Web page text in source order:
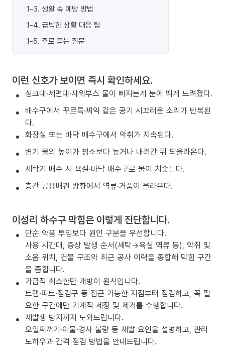
1-3. 생활 속 예방 방법
1-4. 급박한 상황 대응 팁
1-5. 주로 묻는 질문
이런 신호가 보이면 즉시 확인하세요.
싱크대·세면대·샤워부스 물이 빠지는게 눈에 띄게 느려졌다.
배수구에서 꾸르륵·찌익 같은 공기 시끄러운 소리가 반복된
다.
화장실 또는 바닥 배수구에서 악취가 지속된다.
변기 물의 높이가 평소보다 높거나 내려간 뒤 되올라온다.
세탁기 배수 시 욕실·바닥 배수구로 물이 치솟는다.
층간 공용배관 방향에서 역류·거품이 올라온다.
이성리 하수구 막힘은 이렇게 진단합니다.
단순 약품 투입보다 원인 구분을 우선합니다.
사용 시간대, 증상 발생 순서(세탁→욕실 역류 등), 악취 및
소음 위치, 건물 구조와 최근 공사 이력을 종합해 막힘 구간
을 좁힙니다.
가급적 최소한만 개방이 원칙입니다.
트랩·피트·점검구 등 접근 가능한 지점부터 점검하고, 꼭 필
요한 구간에만 기계적 세정 및 제거를 수행합니다.
재발생 방지까지 도와드립니다.
오일찌꺼기·이물·경사 불량 등 재발 요인을 설명하고, 관리
노하우과 간격 점검 방법을 안내드립니다.